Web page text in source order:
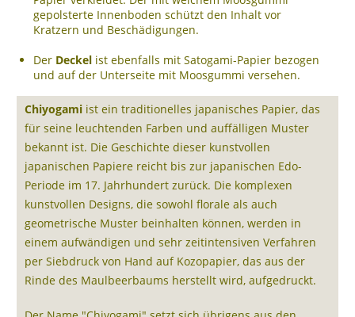
gepolsterte Innenboden schützt den Inhalt vor
Kratzern und Beschädigungen.
Der Deckel ist ebenfalls mit Satogami-Papier bezogen
und auf der Unterseite mit Moosgummi versehen.
Chiyogami ist ein traditionelles japanisches Papier, das
für seine leuchtenden Farben und auffälligen Muster
bekannt ist. Die Geschichte dieser kunstvollen
japanischen Papiere reicht bis zur japanischen Edo-
Periode im 17. Jahrhundert zurück. Die komplexen
kunstvollen Designs, die sowohl florale als auch
geometrische Muster beinhalten können, werden in
einem aufwändigen und sehr zeitintensiven Verfahren
per Siebdruck von Hand auf Kozopapier, das aus der
Rinde des Maulbeerbaums herstellt wird, aufgedruckt.